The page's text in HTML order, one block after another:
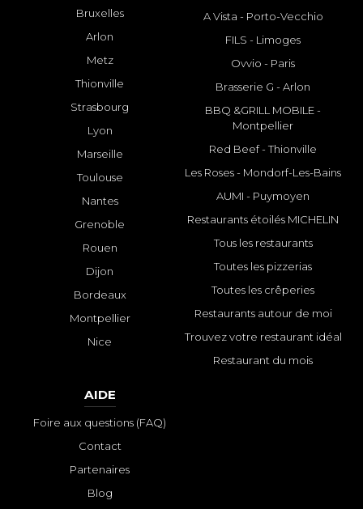
Bruxelles
Arlon
Metz
Thionville
Strasbourg
Lyon
Marseille
Toulouse
Nantes
Grenoble
Rouen
Dijon
Bordeaux
Montpellier
Nice
A Vista - Porto-Vecchio
FILS - Limoges
Ovvio - Paris
Brasserie G - Arlon
BBQ &GRILL MOBILE -
Montpellier
Red Beef - Thionville
Les Roses - Mondorf-Les-Bains
AUMI - Puymoyen
Restaurants étoilés MICHELIN
Tous les restaurants
Toutes les pizzerias
Toutes les crêperies
Restaurants autour de moi
Trouvez votre restaurant idéal
Restaurant du mois
AIDE
Foire aux questions (FAQ)
Contact
Partenaires
Blog